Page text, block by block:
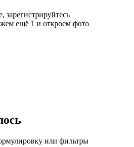
зарегистрируйтесь
ещё 1 и откроем фото
или фильтры